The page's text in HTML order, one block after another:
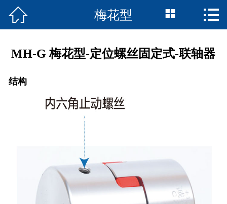
首页
我们的服务
 梅花型  
MH-G 梅花型-定位螺丝固定式-联轴器
结构